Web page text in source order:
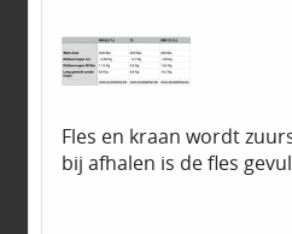
Fles en kraan wordt
bij afhalen is de fles